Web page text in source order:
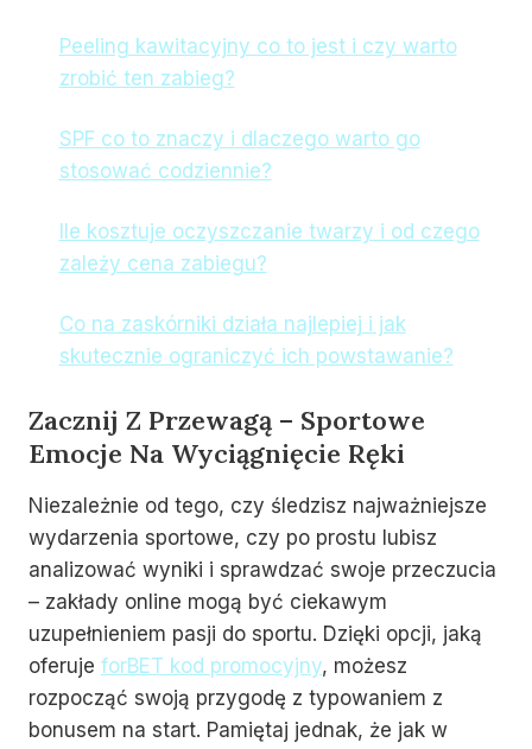
Peeling kawitacyjny co to jest i czy warto
zrobić ten zabieg?
SPF co to znaczy i dlaczego warto go
stosować codziennie?
Ile kosztuje oczyszczanie twarzy i od czego
zależy cena zabiegu?
Co na zaskórniki działa najlepiej i jak
skutecznie ograniczyć ich powstawanie?
Zacznij Z Przewagą – Sportowe
Emocje Na Wyciągnięcie Ręki
Niezależnie od tego, czy śledzisz najważniejsze
wydarzenia sportowe, czy po prostu lubisz
analizować wyniki i sprawdzać swoje przeczucia
– zakłady online mogą być ciekawym
uzupełnieniem pasji do sportu. Dzięki opcji, jaką
oferuje forBET kod promocyjny, możesz
rozpocząć swoją przygodę z typowaniem z
bonusem na start. Pamiętaj jednak, że jak w